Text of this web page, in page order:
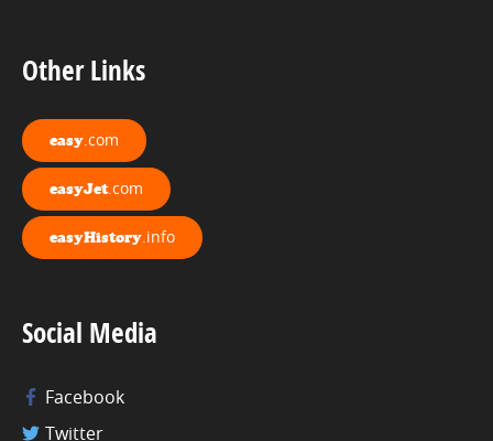
Other Links
easy .com
easyJet.com
easyHistory .info
Social Media
Facebook
Twitter